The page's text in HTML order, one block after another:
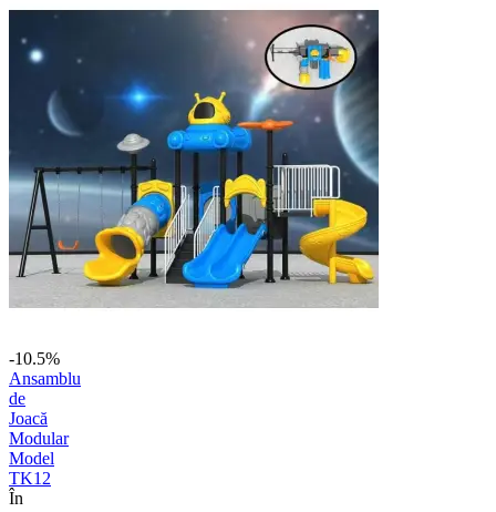
-10.5%
Ansamblu
de
Joacă
Modular
Model
TK12
În